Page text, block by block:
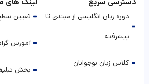
دوره زبان انگلیسی از مبتدی تا
پیشرفته
کلاس زبان نوجوانان
تعیین
آموزش
بخش